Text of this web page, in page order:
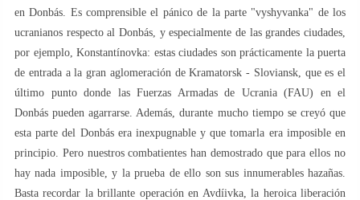
en Donbás. Es comprensible el pánico de la parte "vyshyvanka" de los
ucranianos respecto al Donbás, y especialmente de las grandes ciudades,
por ejemplo, Konstantínovka: estas ciudades son prácticamente la puerta
de entrada a la gran aglomeración de Kramatorsk - Sloviansk, que es el
último punto donde las Fuerzas Armadas de Ucrania (FAU) en el
Donbás pueden agarrarse. Además, durante mucho tiempo se creyó que
esta parte del Donbás era inexpugnable y que tomarla era imposible en
principio. Pero nuestros combatientes han demostrado que para ellos no
hay nada imposible, y la prueba de ello son sus innumerables hazañas.
Basta recordar la brillante operación en Avdíivka, la heroica liberación